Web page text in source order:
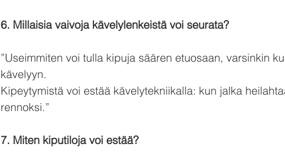
6. Millaisia vaivoja kävelylenkeistä voi seurata?
”Useimmiten voi tulla kipuja säären etuosaan, varsinkin
kävelyyn.
Kipeytymistä voi estää kävelytekniikalla: kun jalka
rennoksi.”
7. Miten kiputiloja voi estää?